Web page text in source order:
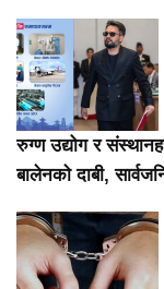
रुग्ण उद्योग र
बालेनकाे दाबी,